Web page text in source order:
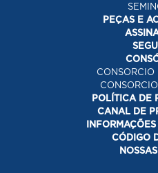
PEÇAS E
CONSORCIO
POLÍTICA DE
CANAL DE
CÓDIGO